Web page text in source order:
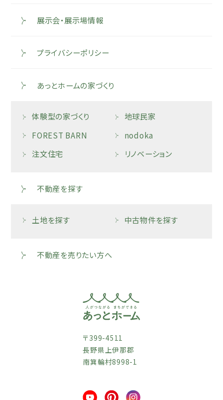
展示会・展示場情報
プライバシーポリシー
あっとホームの家づくり
体験型の家づくり
地球民家
FOREST BARN
nodoka
注文住宅
リノベーション
不動産を探す
土地を探す 中古物件を探す
不動産を売りたい方へ
〒399-4511
長野県上伊那郡
南箕輪村8998-1